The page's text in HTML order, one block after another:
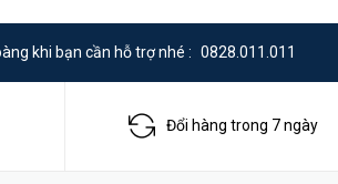
khi bạn cần hỗ trợ nhé : 0828.011.011
Đổi hàng trong 7 ngày